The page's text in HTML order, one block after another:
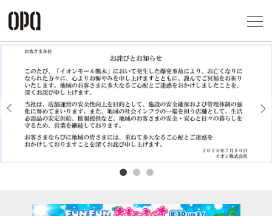
Previous
企業情報
お問い合わせ
プライバシ
ソーシャル